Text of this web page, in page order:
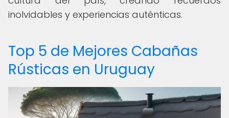
inolvidables y experiencias auténticas.
Top 5 de Mejores Cabañas
Rústicas en Uruguay